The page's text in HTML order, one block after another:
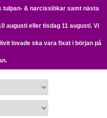
& narcisslökar samt nästa
augusti eller tisdag 11 augusti. Vi
lovade ska vara fixat i början på